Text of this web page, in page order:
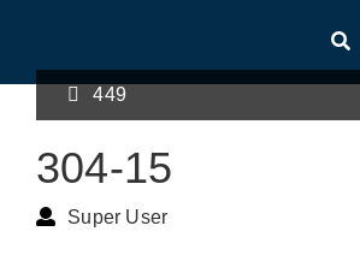
449
304-15
Super User